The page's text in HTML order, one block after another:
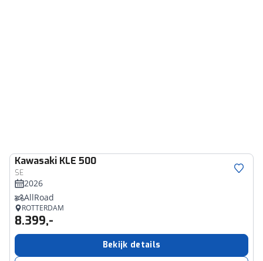
Kawasaki KLE 500
SE
2026
AllRoad
ROTTERDAM
8.399,-
Bekijk details